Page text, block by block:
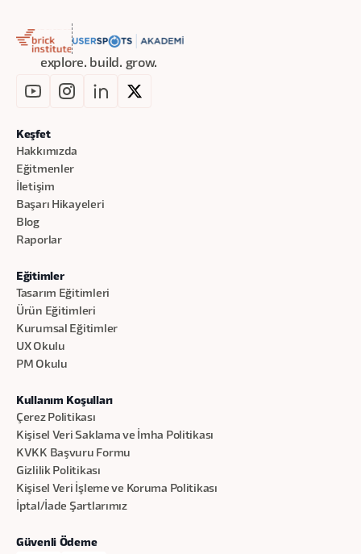
explore. build. grow.
Keşfet
Hakkımızda
Eğitmenler
İletişim
Başarı Hikayeleri
Blog
Raporlar
Eğitimler
Tasarım Eğitimleri
Ürün Eğitimleri
Kurumsal Eğitimler
UX Okulu
PM Okulu
Kullanım Koşulları
Çerez Politikası
Kişisel Veri Saklama ve İmha Politikası
KVKK Başvuru Formu
Gizlilik Politikası
Kişisel Veri İşleme ve Koruma Politikası
İptal/İade Şartlarımız
Güvenli Ödeme